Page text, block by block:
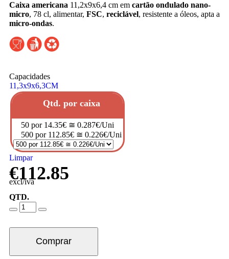
Caixa americana 11,2x9x6,4 cm em cartão ondulado nano-
micro, 78 cl, alimentar, FSC, reciclável, resistente a óleos, apta a
micro-ondas.
Capacidades
11,3x9x6,3CM
Qtd. por caixa
50 por 14.35€ ≅ 0.287€/Uni
500 por 112.85€ ≅ 0.226€/Uni
Limpar
€112.85
excl/iva
QTD.
Comprar